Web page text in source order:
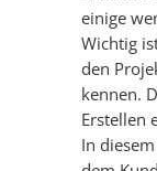
einige
Wichtig
den
kennen.
Erstellen
In